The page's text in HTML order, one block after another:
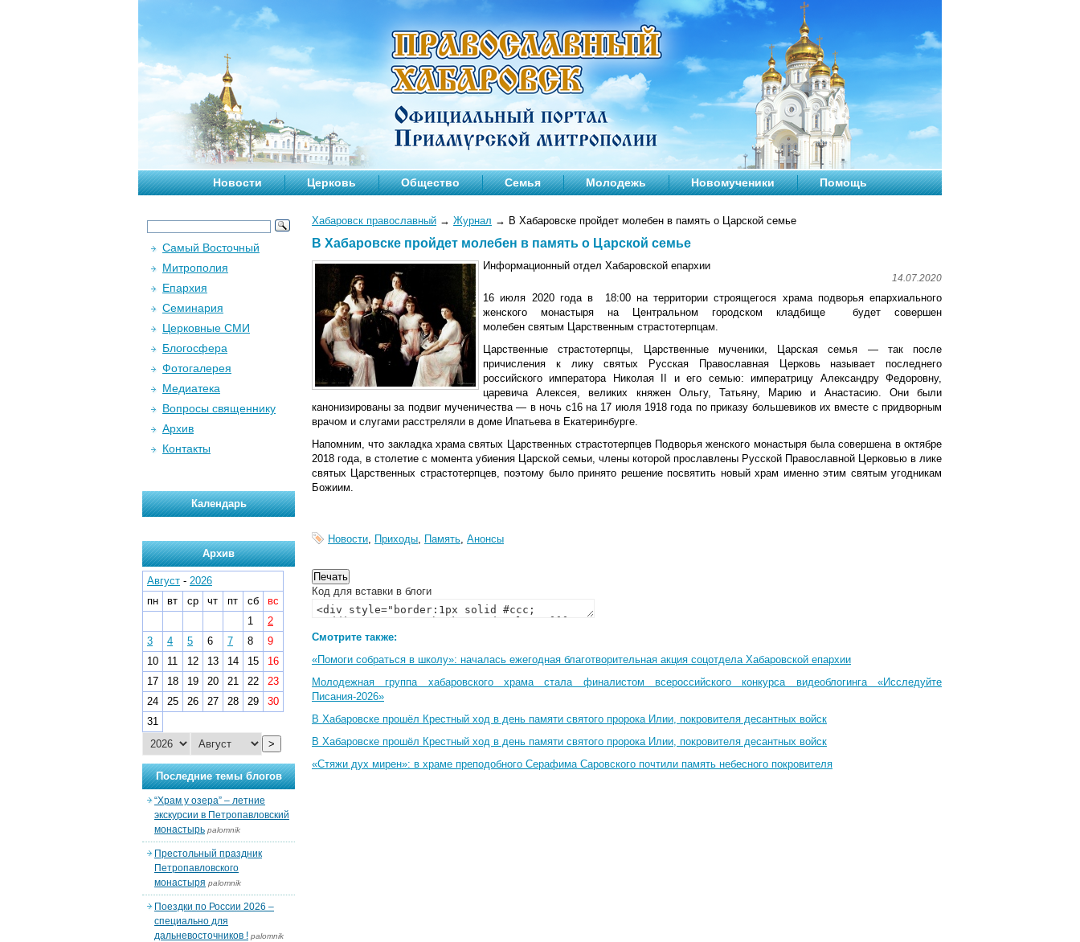
Новости Церковь Общество Семья Молодежь Новомученики Помощь
Хабаровск православный → Журнал → В Хабаровске пройдет молебен в память о Царской семье
В Хабаровске пройдет молебен в память о Царской семье
Информационный отдел Хабаровской епархии
14.07.2020
16 июля 2020 года в 18:00 на территории строящегося храма подворья епархиального
женского монастыря на Центральном городском кладбище будет совершен
молебен святым Царственным страстотерпцам.
Царственные страстотерпцы, Царственные мученики, Царская семья — так после
причисления к лику святых Русская Православная Церковь называет последнего
российского императора Николая II и его семью: императрицу Александру Федоровну,
царевича Алексея, великих княжен Ольгу, Татьяну, Марию и Анастасию. Они были
канонизированы за подвиг мученичества — в ночь с16 на 17 июля 1918 года по приказу большевиков их вместе с придворным
врачом и слугами расстреляли в доме Ипатьева в Екатеринбурге.
Напомним, что закладка храма святых Царственных страстотерпцев Подворья женского монастыря была совершена в октябре
2018 года, в столетие с момента убиения Царской семьи, члены которой прославлены Русской Православной Церковью в лике
святых Царственных страстотерпцев, поэтому было принято решение посвятить новый храм именно этим святым угодникам
Божиим.
Новости, Приходы, Память, Анонсы
Код для вставки в блоги
Смотрите также:
«Помоги собраться в школу»: началась ежегодная благотворительная акция соцотдела Хабаровской епархии
Молодежная группа хабаровского храма стала финалистом всероссийского конкурса видеоблогинга «Исследуйте
Писания-2026»
В Хабаровске прошёл Крестный ход в день памяти святого пророка Илии, покровителя десантных войск
В Хабаровске прошёл Крестный ход в день памяти святого пророка Илии, покровителя десантных войск
«Стяжи дух мирен»: в храме преподобного Серафима Саровского почтили память небесного покровителя
Самый Восточный
Митрополия
Епархия
Семинария
Церковные СМИ
Блогосфера
Фотогалерея
Медиатека
Вопросы священнику
Архив
Контакты
Календарь
Архив
Август - 2026
пн
вт ср чт пт сб
вс
1
2
3
4 5 6 7 8
9
10
11 12 13 14 15
16
17
18 19 20 21 22
23
24
25 26 27 28 29
30
31
>
Последние темы блогов
“Храм у озера” – летние
экскурсии в Петропавловский
монастырь palomnik
Престольный праздник
Петропавловского
монастыря palomnik
Поездки по России 2026 –
специально для
дальневосточников ! palomnik